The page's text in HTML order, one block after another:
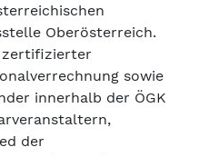
Oberösterreich.
zertifizierter
sowie
innerhalb der ÖGK
der